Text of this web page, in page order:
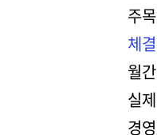
주
체결
월
실
경